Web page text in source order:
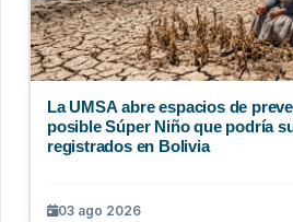
La UMSA abre espacios de
posible Súper Niño que podría
registrados en Bolivia
03 ago 2026